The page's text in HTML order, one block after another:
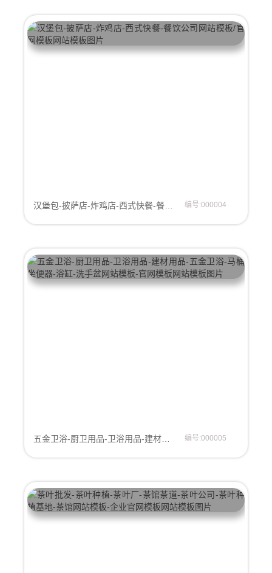
汉堡包-披萨店-炸鸡店-西式快餐-餐饮公司网站模板/官网模板 编号:000004
五金卫浴-厨卫用品-卫浴用品-建材用品-五金卫浴-马桶坐便器-浴缸-洗手盆网站模板-官网模板 编号:000005